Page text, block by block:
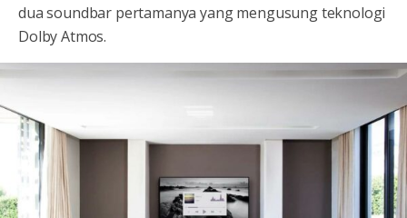
dua soundbar pertamanya yang mengusung teknologi
Dolby Atmos.